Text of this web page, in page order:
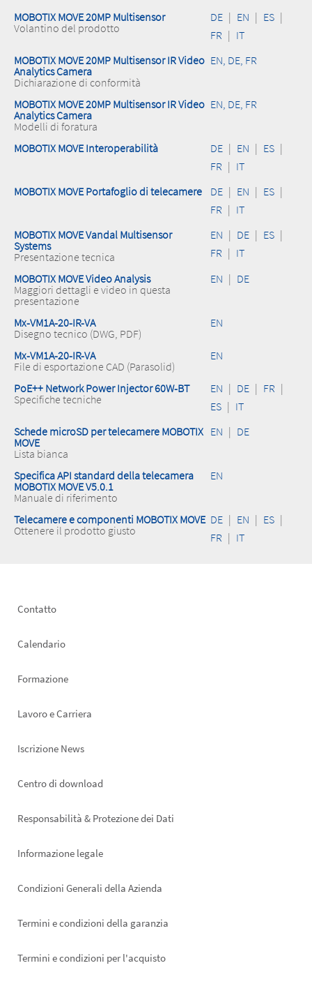
MOBOTIX MOVE 20MP Multisensor
Volantino del prodotto
DE | EN | ES |
FR | IT
MOBOTIX MOVE 20MP Multisensor IR Video
Analytics Camera
Dichiarazione di conformità
EN, DE, FR
MOBOTIX MOVE 20MP Multisensor IR Video
Analytics Camera
Modelli di foratura
EN, DE, FR
MOBOTIX MOVE Interoperabilità DE | EN | ES |
FR | IT
MOBOTIX MOVE Portafoglio di telecamere
DE | EN | ES |
FR | IT
MOBOTIX MOVE Vandal Multisensor
Systems
Presentazione tecnica
EN | DE | ES |
FR | IT
MOBOTIX MOVE Video Analysis
Maggiori dettagli e video in questa
presentazione
EN | DE
Mx-VM1A-20-IR-VA
Disegno tecnico (DWG, PDF)
EN
Mx-VM1A-20-IR-VA
File di esportazione CAD (Parasolid)
EN
PoE++ Network Power Injector 60W-BT
Specifiche tecniche
EN | DE | FR |
ES | IT
Schede microSD per telecamere MOBOTIX
MOVE
Lista bianca
EN | DE
Specifica API standard della telecamera
MOBOTIX MOVE V5.0.1
Manuale di riferimento
EN
Telecamere e componenti MOBOTIX MOVE
Ottenere il prodotto giusto
DE | EN | ES |
FR | IT
Footer
Contatto
Calendario
Formazione
Lavoro e Carriera
Iscrizione News
Footer
Centro di download
Responsabilità & Protezione dei Dati
Informazione legale
Condizioni Generali della Azienda
Termini e condizioni della garanzia
Termini e condizioni per l'acquisto